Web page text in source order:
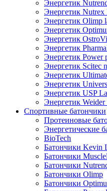
Энергетик
Энергетик Nutrex
Энергетик Olimp
Энергетик
Энергетик
Энергетик
Энергетик Power
Энергетик Scitec
Энергетик
Энергетик
Энергетик USP
Энергетик
Спортивные батончики
Протеиновые
Энергетические
BioTech
Батончики Kevin
Батончики
Батончики
Батончики Olimp
Батончики